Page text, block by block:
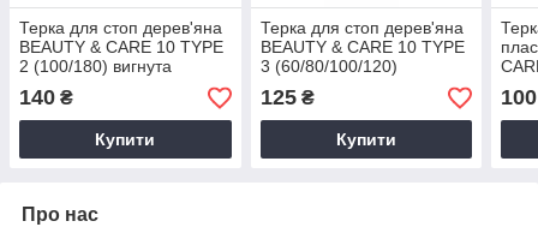
Терка для стоп дерев'яна
BEAUTY & CARE 10 TYPE
2 (100/180) вигнута
140 ₴
Купити
Терка для стоп дерев'яна
BEAUTY & CARE 10 TYPE
3 (60/80/100/120)
125₴
Купити
100
Про нас